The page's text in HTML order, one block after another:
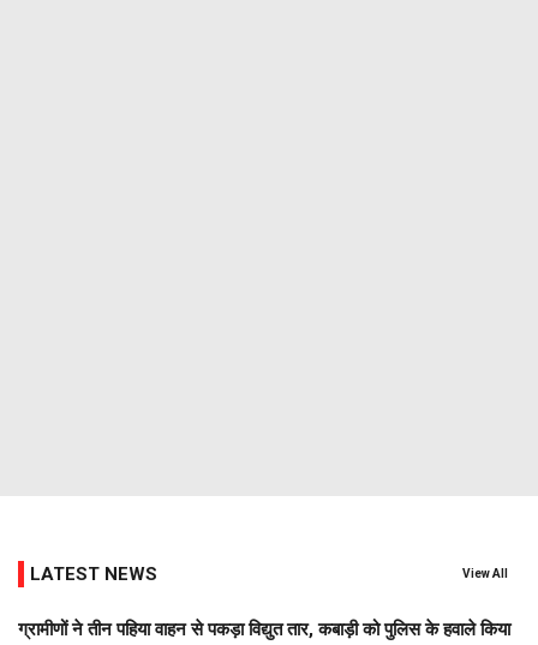
LATEST NEWS View All
ग्रामीणों ने तीन पहिया वाहन से पकड़ा विद्युत तार, कबाड़ी को पुलिस के हवाले किया